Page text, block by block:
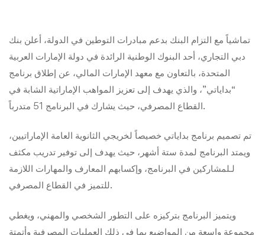
تماشياً مع التزام البنك بدعم مبادرات التوطين في الدولة، أعلن بنك
دبي التجاري، أحد البنوك الوطنية الرائدة في دولة الإمارات العربية
المتحدة، بالتعاون مع معهد الإمارات المالي، عن إطلاق برنامج
“بداياتي”، والذي يهدف إلى تعزيز المواهب الإماراتية الشابة في
القطاع المصرفي، حيث يشارك في البرنامج 51 متدرباً.
تم تصميم برنامج بداياتي خصيصاً لخريجي الثانوية العامة الإماراتيين،
ويمتد البرنامج لمدة ستة أشهر، حيث يهدف إلى توفير تدريب مكثف
لـلمشاركين في البرنامج، وإكسابهم المعارف والمهارات اللازمة
للتميز في القطاع المصرفي.
ويتميز البرنامج بتركيزه على التطور الشخصي والمهني، ويغطي
مجموعة واسعة من المواضيع بما في ذلك العمليات المصرفية وأتمتة